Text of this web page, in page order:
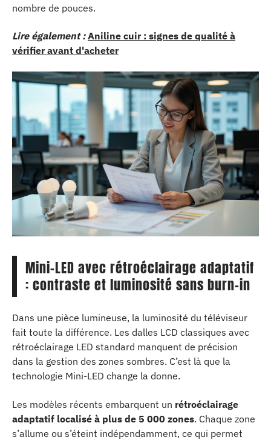
nombre de pouces.
Lire également : Aniline cuir : signes de qualité à
vérifier avant d'acheter
Mini-LED avec rétroéclairage adaptatif
: contraste et luminosité sans burn-in
Dans une pièce lumineuse, la luminosité du téléviseur
fait toute la différence. Les dalles LCD classiques avec
rétroéclairage LED standard manquent de précision
dans la gestion des zones sombres. C’est là que la
technologie Mini-LED change la donne.
Les modèles récents embarquent un rétroéclairage
adaptatif localisé à plus de 5 000 zones. Chaque zone
s’allume ou s’éteint indépendamment, ce qui permet